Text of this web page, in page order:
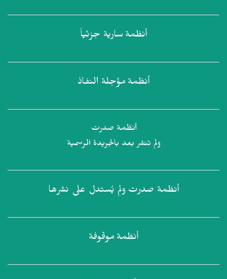
أنظمة سارية جزئياً
أنظمة مؤجلة النفاذ
أنظمة صدرت
ولم تنشر بعد بالجريدة الرسمية
أنظمة صدرت ولم يُستدل على نشرها
أنظمة موقوفة